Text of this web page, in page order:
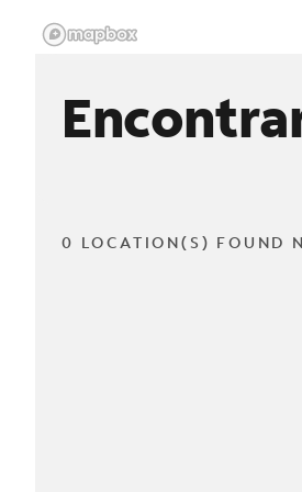
0 LOCATION(S) FOUND